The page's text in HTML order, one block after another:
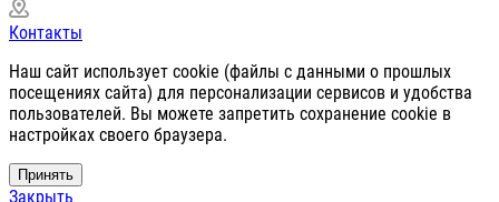
Контакты
Наш сайт использует cookie (файлы с данными о прошлых
посещениях сайта) для персонализации сервисов и удобства
пользователей. Вы можете запретить сохранение cookie в
настройках своего браузера.
Принять
Закрыть